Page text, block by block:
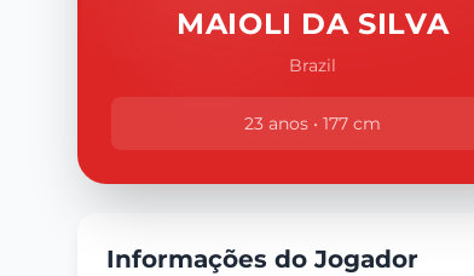
MAIOLI DA SILVA
Brazil
23 anos • 177 cm
Informações do Jogador